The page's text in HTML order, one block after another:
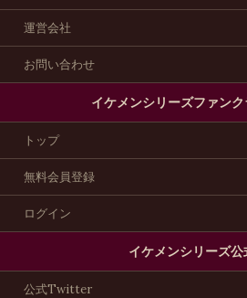
運営会社
お問い合わせ
イケメンシリーズファンク
トップ
無料会員登録
ログイン
イケメンシリーズ公
公式Twitter